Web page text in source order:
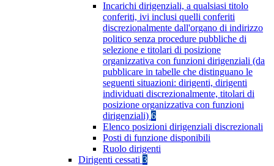
Incarichi dirigenziali, a qualsiasi titolo
conferiti, ivi inclusi quelli conferiti
discrezionalmente dall'organo di indirizzo
politico senza procedure pubbliche di
selezione e titolari di posizione
organizzativa con funzioni dirigenziali (da
pubblicare in tabelle che distinguano le
seguenti situazioni: dirigenti, dirigenti
individuati discrezionalmente, titolari di
posizione organizzativa con funzioni
dirigenziali) 6
Elenco posizioni dirigenziali discrezionali
Posti di funzione disponibili
Ruolo dirigenti
Dirigenti cessati 3